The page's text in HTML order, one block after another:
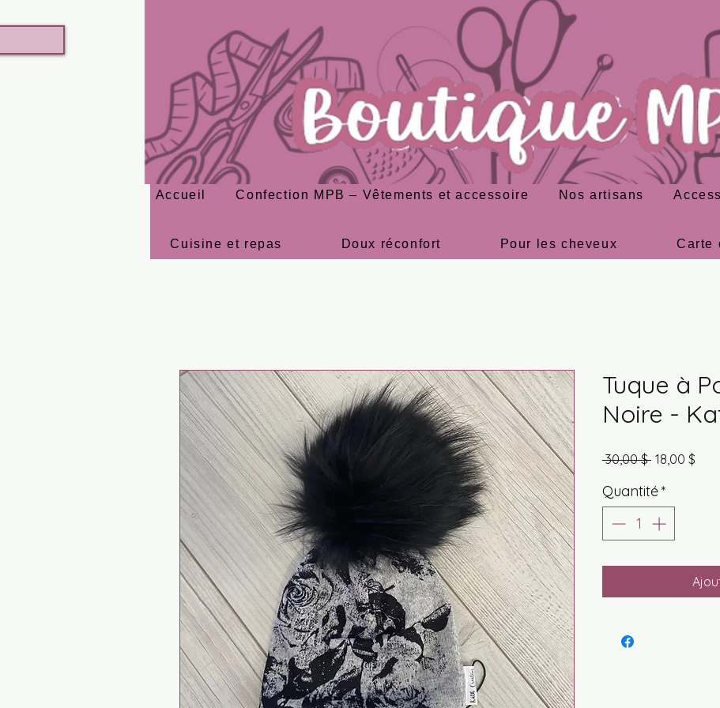
Accueil Confection MPB – Vêtements et accessoire Nos artisans
Cuisine et repas Doux réconfort Pour les cheveux Carte
Tuque à
Noire -
30,00 $ Prix
18,00 $
Quantité*